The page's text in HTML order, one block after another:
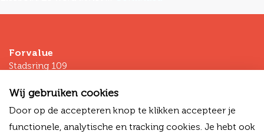
Forvalue
Stadsring 109
+31 (0)33 - 80 03 225
M
+31 (0)6 -13 34 03 38
E
info@forvalue.nl
Wij gebruiken cookies
Door op de accepteren knop te klikken accepteer je
functionele, analytische en tracking cookies. Je hebt ook